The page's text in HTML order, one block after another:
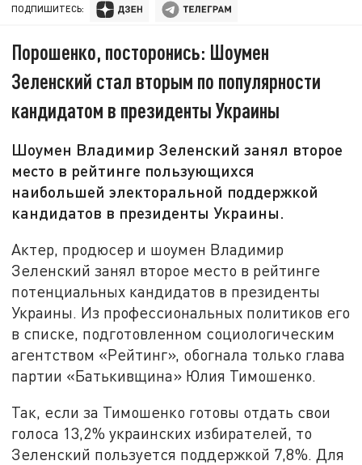
ПОДПИШИТЕСЬ:
Порошенко, посторонись: Шоумен
Зеленский стал вторым по популярности
кандидатом в президенты Украины
Шоумен Владимир Зеленский занял второе
место в рейтинге пользующихся
наибольшей электоральной поддержкой
кандидатов в президенты Украины.
Актер, продюсер и шоумен Владимир
Зеленский занял второе место в рейтинге
потенциальных кандидатов в президенты
Украины. Из профессиональных политиков его
в списке, подготовленном социологическим
агентством «Рейтинг», обогнала только глава
партии «Батькивщина» Юлия Тимошенко.
Так, если за Тимошенко готовы отдать свои
голоса 13,2% украинских избирателей, то
Зеленский пользуется поддержкой 7,8%. Для